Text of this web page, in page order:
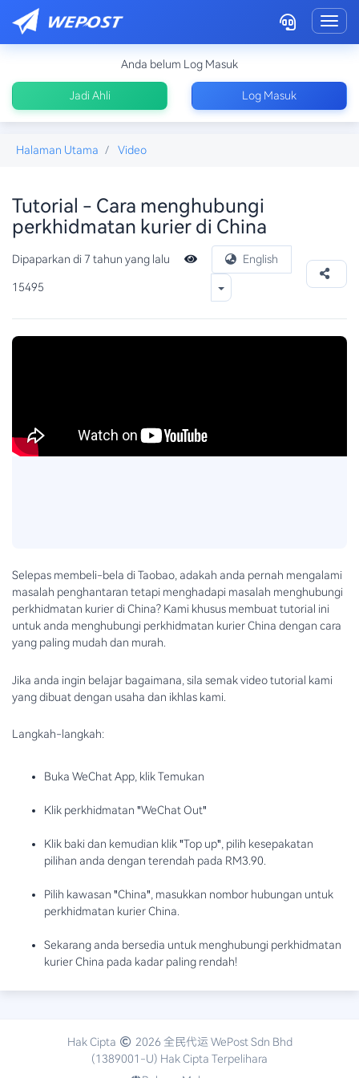
Anda belum Log Masuk
Jadi Ahli Log Masuk
Halaman Utama Video
Tutorial - Cara menghubungi
perkhidmatan kurier di China
Dipaparkan di 7 tahun yang lalu
15495
English
Toggle Dropdown
Selepas membeli-bela di Taobao, adakah anda pernah mengalami
masalah penghantaran tetapi menghadapi masalah menghubungi
perkhidmatan kurier di China? Kami khusus membuat tutorial ini
untuk anda menghubungi perkhidmatan kurier China dengan cara
yang paling mudah dan murah.
Jika anda ingin belajar bagaimana, sila semak video tutorial kami
yang dibuat dengan usaha dan ikhlas kami.
Langkah-langkah:
Buka WeChat App, klik Temukan
Klik perkhidmatan "WeChat Out"
Klik baki dan kemudian klik "Top up", pilih kesepakatan
pilihan anda dengan terendah pada RM3.90.
Pilih kawasan "China", masukkan nombor hubungan untuk
perkhidmatan kurier China.
Sekarang anda bersedia untuk menghubungi perkhidmatan
kurier China pada kadar paling rendah!
Hak Cipta
2026 全民代运 WePost Sdn Bhd
(1389001-U) Hak Cipta Terpelihara